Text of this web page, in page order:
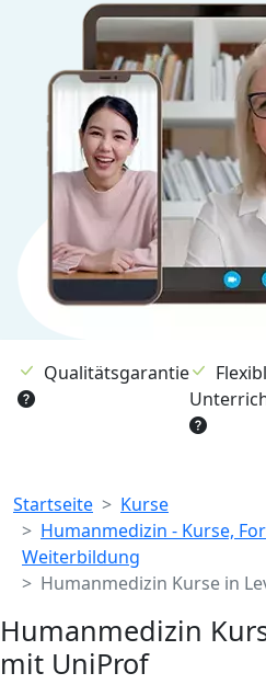
Qualitätsgarantie
Breadcrumb
Startseite
Kurse
Humanmedizin - Kurse,
Weiterbildung
Humanmedizin Kurse in
Humanmedizin
mit UniProf